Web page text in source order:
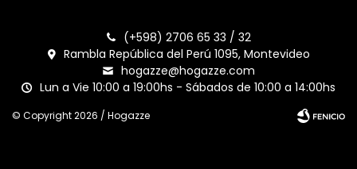
(+598) 2706 65 33 / 32
Rambla República del Perú 1095, Montevideo
hogazze@hogazze.com
Lun a Vie 10:00 a 19:00hs - Sábados de 10:00 a 14:00hs
© Copyright 2026 / Hogazze